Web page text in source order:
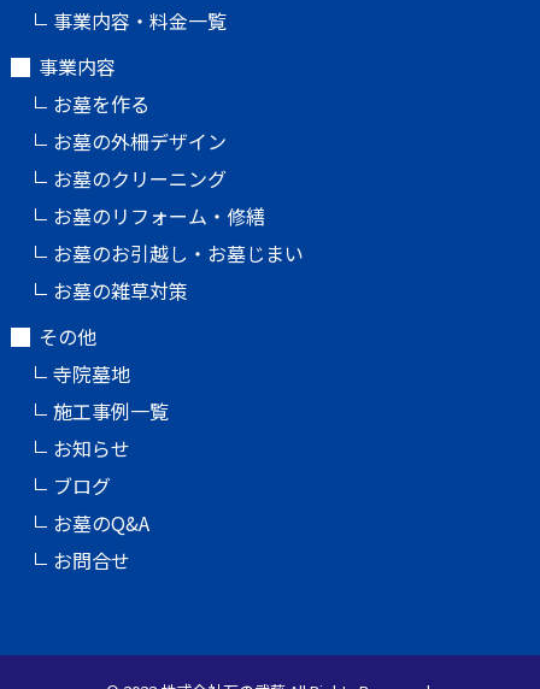
事業内容・料金一覧
事業内容
お墓を作る
お墓の外柵デザイン
お墓のクリーニング
お墓のリフォーム・修繕
お墓のお引越し・お墓じまい
お墓の雑草対策
その他
寺院墓地
施工事例一覧
お知らせ
ブログ
お墓のQ&A
お問合せ